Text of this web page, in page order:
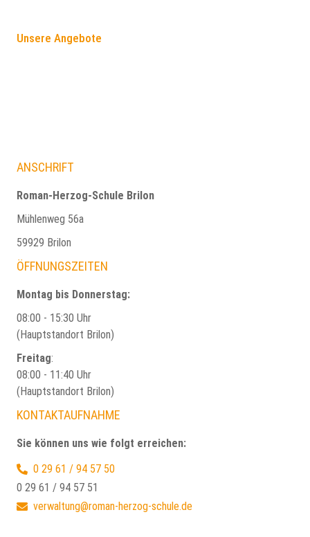
Unsere Angebote
ANSCHRIFT
Roman-Herzog-Schule Brilon
Mühlenweg 56a
59929 Brilon
ÖFFNUNGSZEITEN
Montag bis Donnerstag:
08:00 - 15:30 Uhr
(Hauptstandort Brilon)
Freitag:
08:00 - 11:40 Uhr
(Hauptstandort Brilon)
KONTAKTAUFNAHME
Sie können uns wie folgt erreichen:
0 29 61 / 94 57 50
0 29 61 / 94 57 51
verwaltung@roman-herzog-schule.de